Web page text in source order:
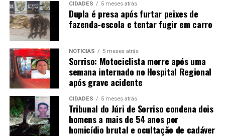
CIDADES 5 meses atrás
Dupla é presa após furtar peixes de
fazenda-escola e tentar fugir em carro
NOTÍCIAS 5 meses atrás
Sorriso: Motociclista morre após uma
semana internado no Hospital Regional
após grave acidente
CIDADES 5 meses atrás
Tribunal do Júri de Sorriso condena dois
homens a mais de 54 anos por
homicídio brutal e ocultação de cadáver